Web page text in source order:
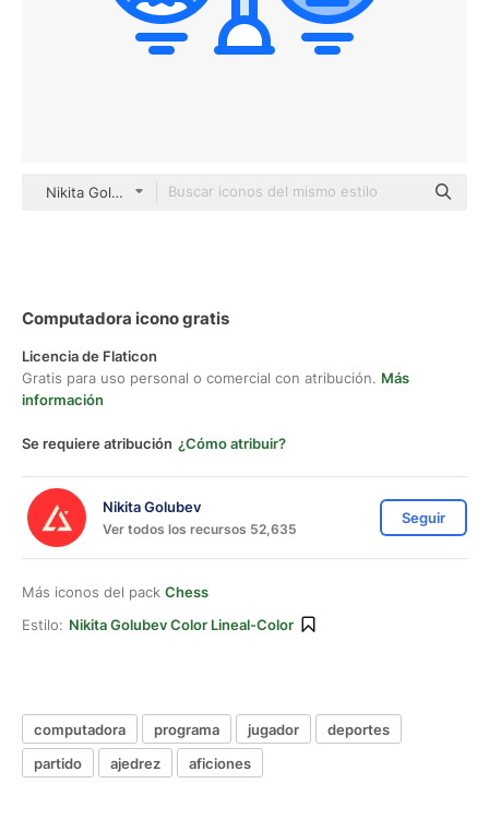
Nikita Golubev color lineal-color
Computadora icono gratis
Licencia de Flaticon
Gratis para uso personal o comercial con atribución. Más
información
Se requiere atribución ¿Cómo atribuir?
Nikita Golubev
Ver todos los recursos 52,635
Seguir
Más iconos del pack Chess
Estilo: Nikita Golubev Color Lineal-Color
computadora programa jugador
deportes
partido
ajedrez aficiones